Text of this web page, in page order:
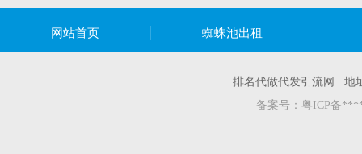
网站首页 蜘蛛池出租
排名代做代发引流网 地
备案号： 粤ICP备